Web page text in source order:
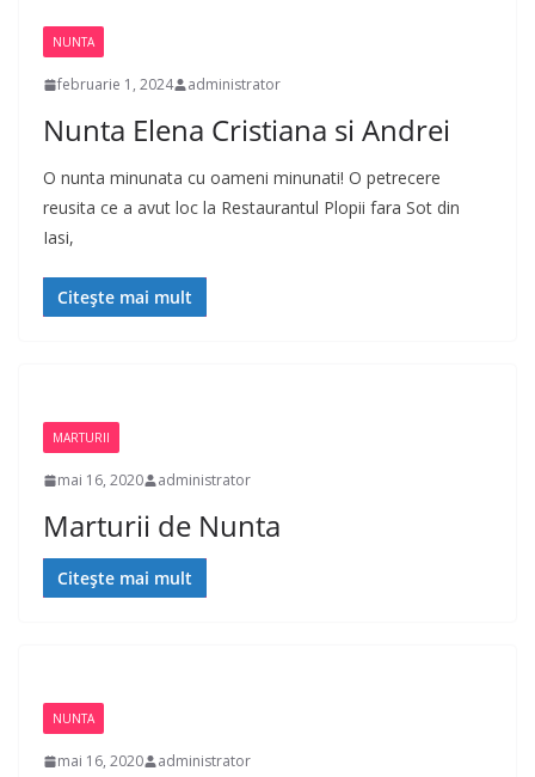
NUNTA
februarie 1, 2024 administrator
Nunta Elena Cristiana si Andrei
O nunta minunata cu oameni minunati! O petrecere
reusita ce a avut loc la Restaurantul Plopii fara Sot din
Iasi,
Citește mai mult
MARTURII
mai 16, 2020 administrator
Marturii de Nunta
Citește mai mult
NUNTA
mai 16, 2020 administrator